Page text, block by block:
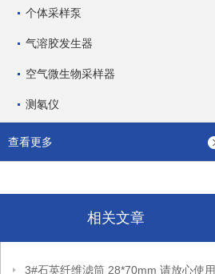
个体采样泵
气溶胶发生器
空气微生物采样器
测氡仪
查看更多
相关文章
3#石英纤维滤筒 28*70mm 请放心使用